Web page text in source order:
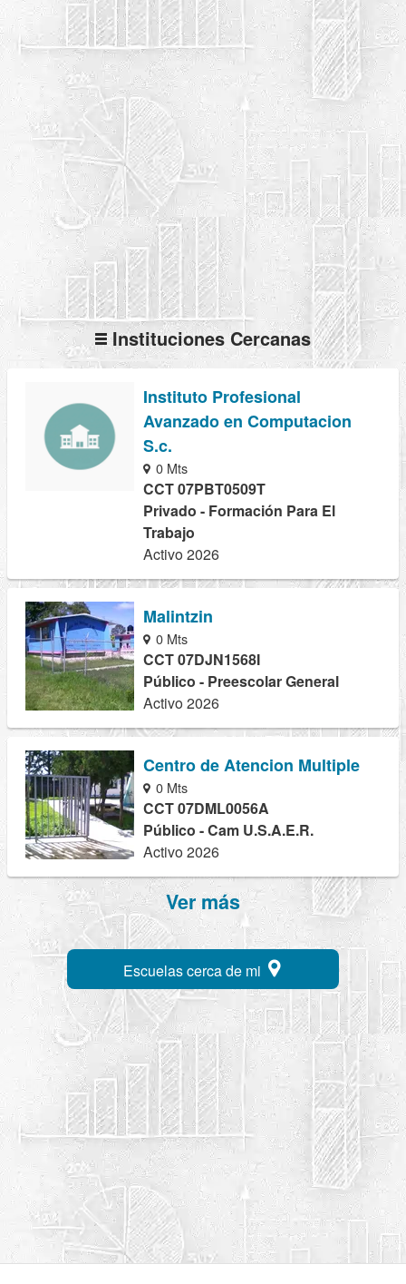
Instituciones Cercanas
Instituto Profesional
Avanzado en Computacion
S.c.
0 Mts
CCT 07PBT0509T
Privado - Formación Para El
Trabajo
Activo 2026
Malintzin
0 Mts
CCT 07DJN1568I
Público - Preescolar General
Activo 2026
Centro de Atencion Multiple
0 Mts
CCT 07DML0056A
Público - Cam U.S.A.E.R.
Activo 2026
Ver más
Escuelas cerca de mi